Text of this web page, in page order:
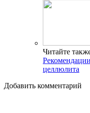
Читайте
целлюлита
Добавить комментарий